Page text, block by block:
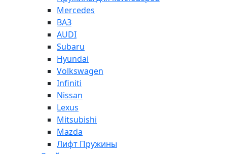
Mercedes
ВАЗ
AUDI
Subaru
Hyundai
Volkswagen
Infiniti
Nissan
Lexus
Mitsubishi
Mazda
Лифт Пружины